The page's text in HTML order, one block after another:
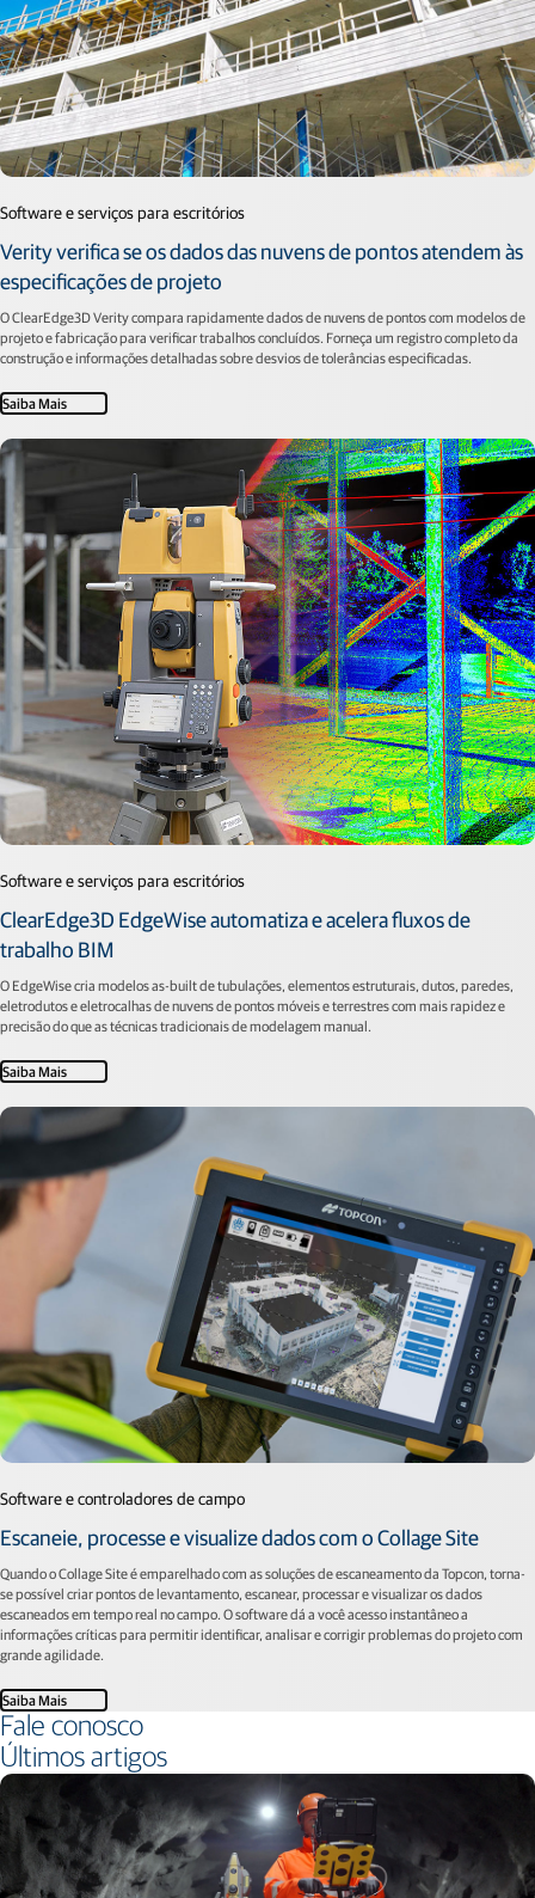
Software e serviços para escritórios
Verity verifica se os dados das nuvens de pontos atendem às
especificações de projeto
O ClearEdge3D Verity compara rapidamente dados de nuvens de pontos com modelos de
projeto e fabricação para verificar trabalhos concluídos. Forneça um registro completo da
construção e informações detalhadas sobre desvios de tolerâncias especificadas.
Saiba Mais
Software e serviços para escritórios
ClearEdge3D EdgeWise automatiza e acelera fluxos de
trabalho BIM
O EdgeWise cria modelos as-built de tubulações, elementos estruturais, dutos, paredes,
eletrodutos e eletrocalhas de nuvens de pontos móveis e terrestres com mais rapidez e
precisão do que as técnicas tradicionais de modelagem manual.
Saiba Mais
Software e controladores de campo
Escaneie, processe e visualize dados com o Collage Site
Quando o Collage Site é emparelhado com as soluções de escaneamento da Topcon, torna-
se possível criar pontos de levantamento, escanear, processar e visualizar os dados
escaneados em tempo real no campo. O software dá a você acesso instantâneo a
informações críticas para permitir identificar, analisar e corrigir problemas do projeto com
grande agilidade.
Saiba Mais
Fale conosco
Últimos artigos